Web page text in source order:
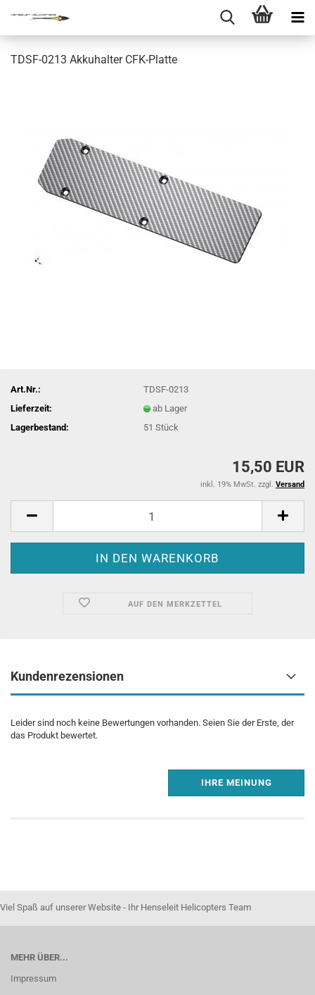
TDSF-0213 Akkuhalter CFK-Platte
Art.Nr.:
TDSF-0213
Lieferzeit:
ab Lager
Lagerbestand:
51Stück
15,50 EUR
inkl. 19% MwSt. zzgl. Versand
AUF DEN MERKZETTEL
Kundenrezensionen
Leider sind noch keine Bewertungen vorhanden. Seien Sie der Erste, der
das Produkt bewertet.
IHRE MEINUNG
Viel Spaß auf unserer Website - Ihr Henseleit Helicopters Team
MEHR ÜBER...
Impressum